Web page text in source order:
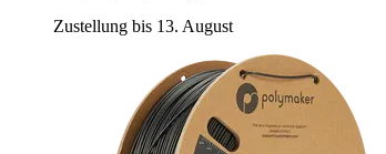
Zustellung bis 13. August